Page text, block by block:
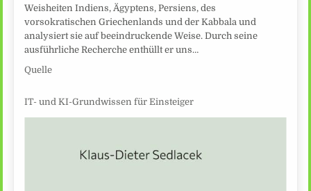
Weisheiten Indiens, Ägyptens, Persiens, des
vorsokratischen Griechenlands und der Kabbala und
analysiert sie auf beeindruckende Weise. Durch seine
ausführliche Recherche enthüllt er uns…
Quelle
IT- und KI-Grundwissen für Einsteiger